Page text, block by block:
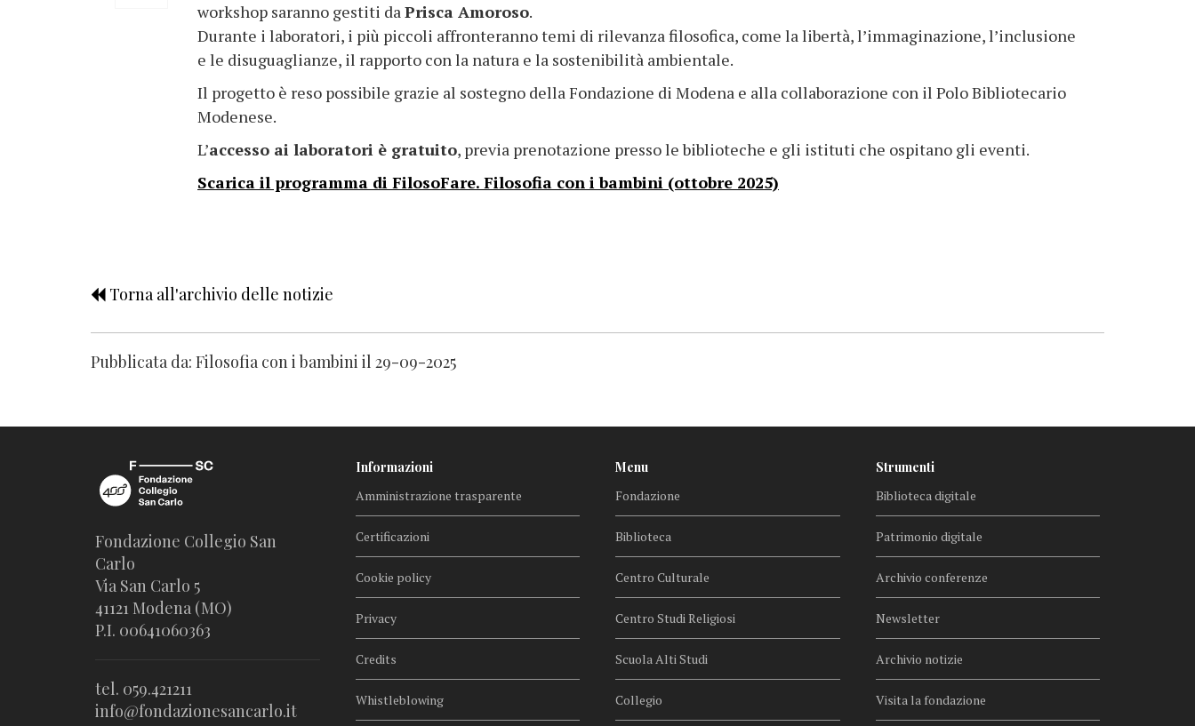
workshop saranno gestiti daPrisca Amoroso.
Durante i laboratori, i più piccoli affronteranno temi di rilevanza filosofica, come la libertà, l’immaginazione, l’inclusione
e le disuguaglianze, il rapporto con la natura e la sostenibilità ambientale.
Il progetto è reso possibile grazie al sostegno della Fondazione di Modena e alla collaborazione con il Polo Bibliotecario
Modenese.
L’accesso ai laboratori è gratuito, previa prenotazione presso le biblioteche e gli istituti che ospitano gli eventi.
Scarica il programma di FilosoFare. Filosofia con i bambini (ottobre 2025)
Torna all'archivio delle notizie
Pubblicata da: Filosofia con i bambini il 29-09-2025
Fondazione Collegio San
Carlo
Via San Carlo 5
41121 Modena (MO)
P.I. 00641060363
tel. 059.421211
info@fondazionesancarlo.it
Informazioni
Amministrazione trasparente
Certificazioni
Cookie policy
Privacy
Credits
Whistleblowing
Menu
Fondazione
Biblioteca
Centro Culturale
Centro Studi Religiosi
Scuola Alti Studi
Collegio
Strumenti
Biblioteca digitale
Patrimonio digitale
Archivio conferenze
Newsletter
Archivio notizie
Visita la fondazione